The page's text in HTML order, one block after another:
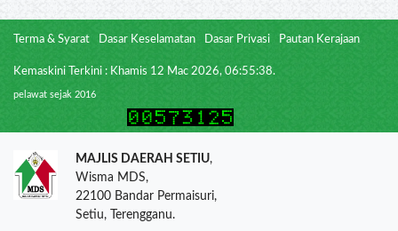
Terma & Syarat Dasar Keselamatan Dasar Privasi Pautan Kerajaan
Kemaskini Terkini : Khamis 12 Mac 2026, 06:55:38.
pelawat sejak 2016
MAJLIS DAERAH SETIU,
Wisma MDS,
22100 Bandar Permaisuri,
Setiu, Terengganu.